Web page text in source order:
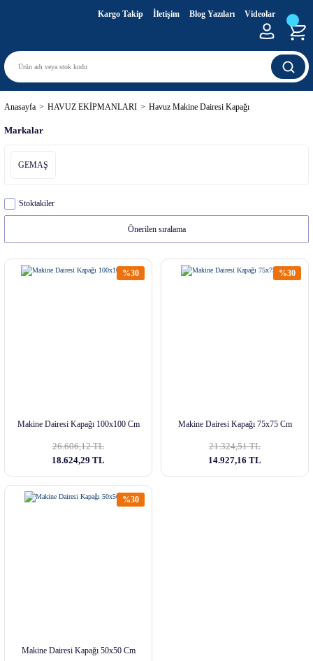
Kargo Takip İletişim Blog Yazıları Videolar
Anasayfa HAVUZ EKİPMANLARI Havuz Makine Dairesi Kapağı
Markalar
GEMAŞ
Stoktakiler
%30
Makine Dairesi Kapağı 100x100 Cm
26.606,12 TL
18.624,29 TL
%30
Makine Dairesi Kapağı 75x75 Cm
21.324,51 TL
14.927,16 TL
%30
Makine Dairesi Kapağı 50x50 Cm